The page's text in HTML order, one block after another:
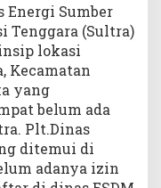
Sumber
Tenggara (Sultra)
lokasi
Kecamatan
yang
belum ada
Plt.Dinas
ditemui di
adanya izin